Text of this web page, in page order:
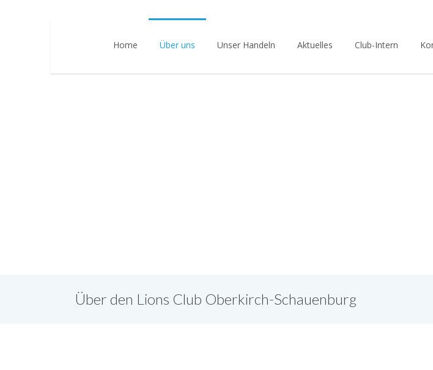
Home Über uns Unser Handeln Aktuelles Club-Intern
Über den Lions Club Oberkirch-Schauenburg